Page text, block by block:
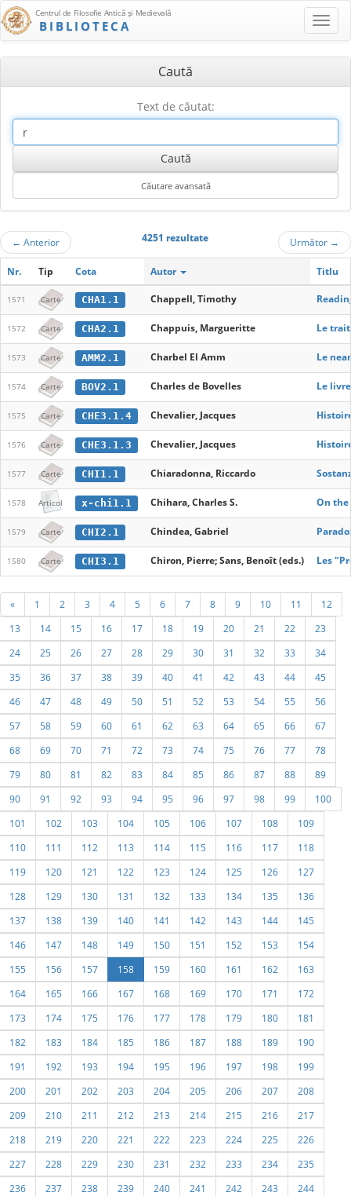
Centrul de Filosofie Antică şi Medievală
BIBLIOTECA
Caută
Text de căutat:
← Anterior 4251 rezultate Următor →
Nr. Tip Cota Autor Titlu
1571 Carte CHA1.1 Chappell, Timothy
1572 Carte CHA2.1 Chappuis, Margueritte Le
1573 Carte AMM2.1 Charbel El Amm Le
1574 Carte BOV2.1 Charles de Bovelles Le
1575 Carte CHE3.1.4 Chevalier, Jacques
1576 Carte CHE3.1.3 Chevalier, Jacques
1577 Carte CHI1.1 Chiaradonna, Riccardo
1578 Articol x-chi1.1 Chihara, Charles S. On
1579 Carte CHI2.1 Chindea, Gabriel
1580 Carte CHI3.1 Chiron, Pierre; Sans, Benoît (eds.) Les
« 1 2 3 4 5 6 7 8 9 10 11
12
13
14 15 16 17 18 19 20 21 22
23
24
25 26 27 28 29 30 31 32 33
34
35
36 37 38 39 40 41 42 43 44
45
46
47 48 49 50 51 52 53 54 55
56
57
58 59 60 61 62 63 64 65 66
67
68
69 70 71 72 73 74 75 76 77
78
79
80 81 82 83 84 85 86 87 88
89
90
91 92 93 94 95 96 97 98 99
100
101
102 103 104 105 106 107 108
109
110
111 112 113 114 115 116 117
118
119
120 121 122 123 124 125 126
127
128
129 130 131 132 133 134 135
136
137
138 139 140 141 142 143 144
145
146
147 148 149 150 151 152 153
154
155
156 157 158 159 160 161 162
163
164
165 166 167 168 169 170 171
172
173
174 175 176 177 178 179 180
181
182
183 184 185 186 187 188 189
190
191
192 193 194 195 196 197 198
199
200
201 202 203 204 205 206 207
208
209
210 211 212 213 214 215 216
217
218
219 220 221 222 223 224 225
226
227
228 229 230 231 232 233 234
235
236
237 238 239 240 241 242 243
244